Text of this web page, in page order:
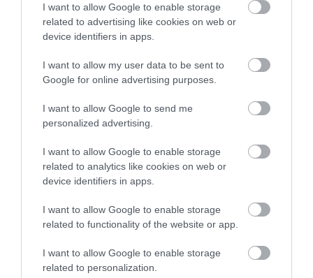
I want to allow Google to enable storage
related to advertising like cookies on web or
device identifiers in apps.
I want to allow my user data to be sent to
Google for online advertising purposes.
I want to allow Google to send me
personalized advertising.
I want to allow Google to enable storage
related to analytics like cookies on web or
device identifiers in apps.
I want to allow Google to enable storage
related to functionality of the website or app.
I want to allow Google to enable storage
related to personalization.
Történelmi jelentőségű ingatlancsere körvonalazódik Eger és a
Magyar Állam között: a megállapodás értelmében az
önkormányzat tulajdonába kerülhet a volt Dobó István laktanya, a
2026. február 14| Csarnó Ákos |Eger ügye
Ünnepélyes keretek között vehették át diplomájukat a Eszterházy
Gazdaság- és Társadalomtudományi Karának, valamint
Pedagógiai Karának végzős ha...
REKORDOT DÖNTÖTT AZ ESZTERHÁZYRA JELENTKEZŐK SZÁMA
2026. március 19| Csarnó Ákos |Eger ügye
száma is 15%-kal nőtt az Oktatási Hivatal 2026. évi általános
felvételi eljárás jelentkezési adatai alapján - tájékoztatott az